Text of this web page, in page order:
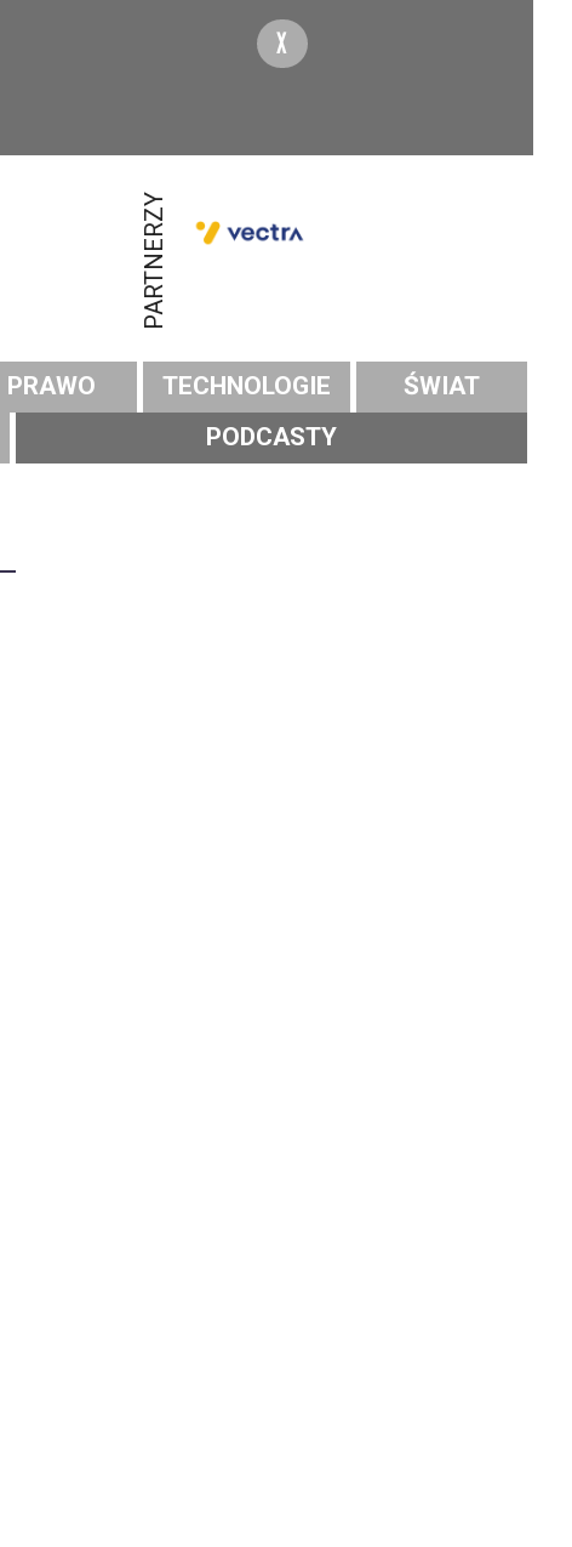
X
PARTNERZY
PRAWO TECHNOLOGIE
ŚWIAT
PODCASTY